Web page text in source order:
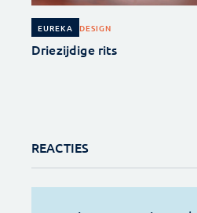
EUREKA DESIGN
Driezijdige rits
REACTIES